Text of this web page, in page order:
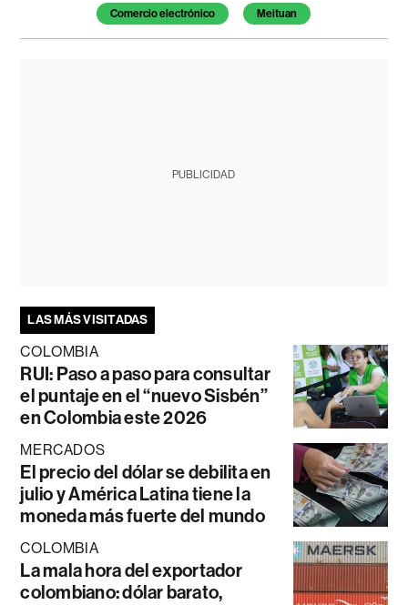
Comercio electrónico Meituan
PUBLICIDAD
LAS MÁS VISITADAS
COLOMBIA
RUI: Paso a paso para consultar
el puntaje en el “nuevo Sisbén”
en Colombia este 2026
MERCADOS
El precio del dólar se debilita en
julio y América Latina tiene la
moneda más fuerte del mundo
COLOMBIA
La mala hora del exportador
colombiano: dólar barato,